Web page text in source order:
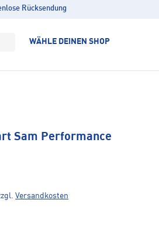
Rücksendung
WÄHLE DEINEN SHOP
Sam Performance
Versandkosten